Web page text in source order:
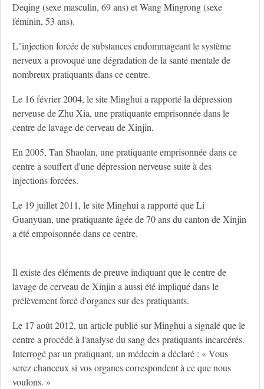
Deqing (sexe masculin, 69 ans) et Wang Mingrong (sexe
féminin, 53 ans).
L''injection forcée de substances endommageant le système
nerveux a provoqué une dégradation de la santé mentale de
nombreux pratiquants dans ce centre.
Le 16 février 2004, le site Minghui a rapporté la dépression
nerveuse de Zhu Xia, une pratiquante emprisonnée dans le
centre de lavage de cerveau de Xinjin.
En 2005, Tan Shaolan, une pratiquante emprisonnée dans ce
centre a souffert d'une dépression nerveuse suite à des
injections forcées.
Le 19 juillet 2011, le site Minghui a rapporté que Li
Guanyuan, une pratiquante âgée de 70 ans du canton de Xinjin
a été empoisonnée dans ce centre.
Il existe des éléments de preuve indiquant que le centre de
lavage de cerveau de Xinjin a aussi été impliqué dans le
prélèvement forcé d'organes sur des pratiquants.
Le 17 août 2012, un article publié sur Minghui a signalé que le
centre a procédé à l'analyse du sang des pratiquants incarcérés.
Interrogé par un pratiquant, un médecin a déclaré : « Vous
serez chanceux si vos organes correspondent à ce que nous
voulons. »